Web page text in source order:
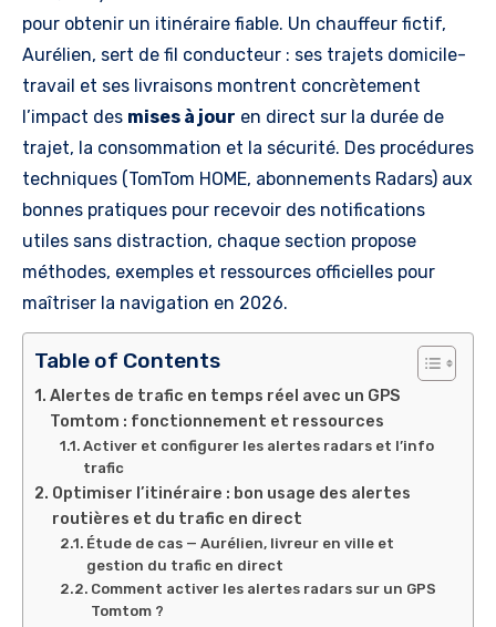
pour obtenir un itinéraire fiable. Un chauffeur fictif,
Aurélien, sert de fil conducteur : ses trajets domicile-
travail et ses livraisons montrent concrètement
l’impact des mises à jour en direct sur la durée de
trajet, la consommation et la sécurité. Des procédures
techniques (TomTom HOME, abonnements Radars) aux
bonnes pratiques pour recevoir des notifications
utiles sans distraction, chaque section propose
méthodes, exemples et ressources officielles pour
maîtriser la navigation en 2026.
Table of Contents
Alertes de trafic en temps réel avec un GPS
Tomtom : fonctionnement et ressources
Activer et configurer les alertes radars et l’info
trafic
Optimiser l’itinéraire : bon usage des alertes
routières et du trafic en direct
Étude de cas — Aurélien, livreur en ville et
gestion du trafic en direct
Comment activer les alertes radars sur un GPS
Tomtom ?